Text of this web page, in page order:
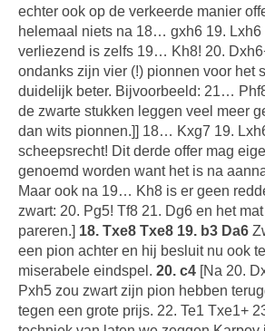
echter ook op de verkeerde manier
helemaal niets na 18… gxh6 19. Lxh6
verliezend is zelfs 19… Kh8! 20.
ondanks zijn vier (!) pionnen voor het
duidelijk beter. Bijvoorbeeld: 21…
de zwarte stukken leggen veel meer
dan wits pionnen.]] 18… Kxg7 19.
scheepsrecht! Dit derde offer mag
genoemd worden want het is na
Maar ook na 19… Kh8 is er geen
zwart: 20. Pg5! Tf8 21. Dg6 en het
pareren.] 18. Txe8 Txe8 19. b3 Da6
een pion achter en hij besluit nu ook
miserabele eindspel. 20. c4 [Na 20.
Pxh5 zou zwart zijn pion hebben
tegen een grote prijs. 22. Te1 Txe1+